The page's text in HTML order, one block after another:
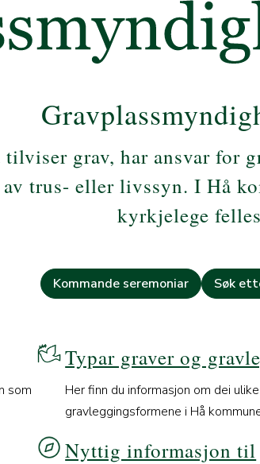
grav, har ansvar for
trus- eller livssyn. I Hå
kyrkjelege
Kommande seremoniar Søk
som
Typar graver og
Her finn du informasjon om dei ulike
gravleggingsformene i Hå
Nyttig informasjon til